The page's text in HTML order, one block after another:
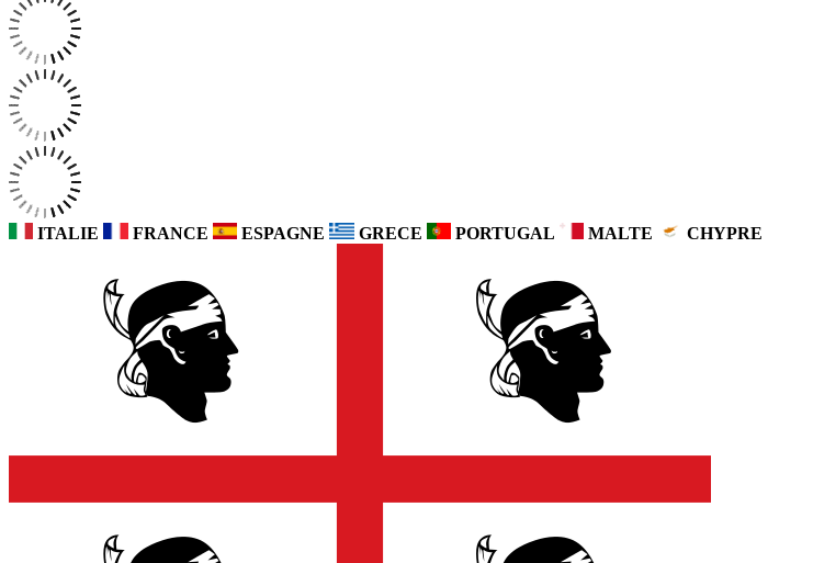
ITALIE FRANCE ESPAGNE GRECE PORTUGAL MALTE CHYPRE